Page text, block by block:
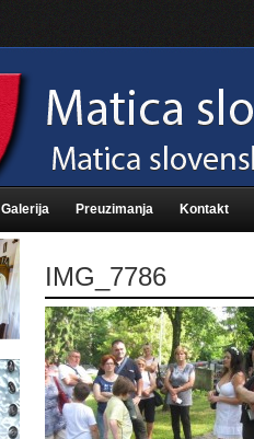
Galerija Preuzimanja Kontakt
IMG_7786